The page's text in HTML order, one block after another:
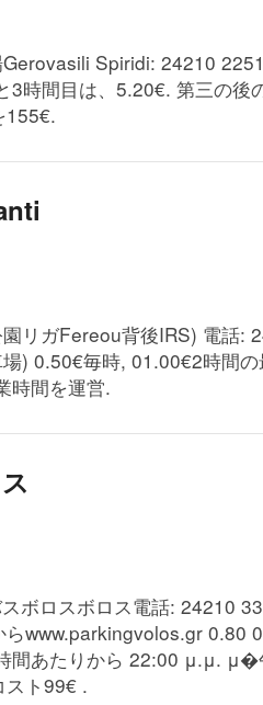
Spiridi: 24210
3時間目は、5.20€. 第三の後
155€.
リガFereou背後IRS) 電話:
) 0.50€毎時, 01.00€2時間
時間を運営.
ボロスボロス電話: 24210
らwww.parkingvolos.gr 0.80
間あたりから 22:00 μ.μ.
スト99€ .